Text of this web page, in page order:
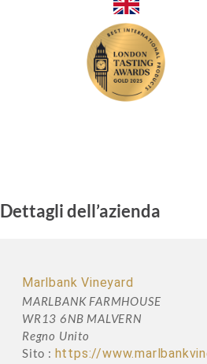
Dettagli dell’azienda
Marlbank Vineyard
MARLBANK FARMHOUSE
WR13 6NB MALVERN
Regno Unito
Sito : https://